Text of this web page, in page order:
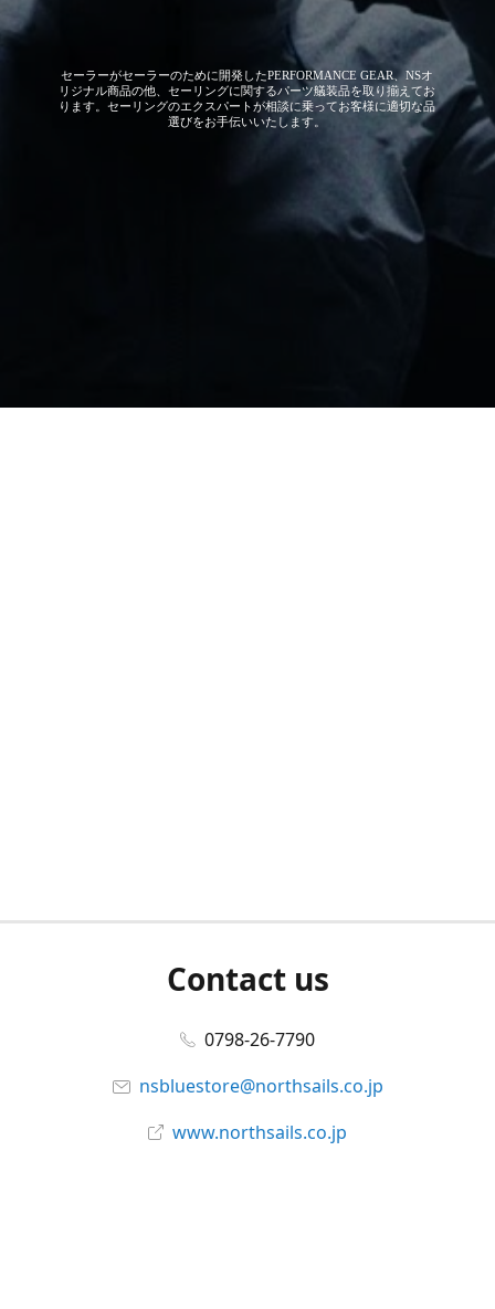
セーラーがセーラーのために開発したPERFORMANCE GEAR、NSオ
リジナル商品の他、セーリングに関するパーツ艤装品を取り揃えてお
ります。セーリングのエクスパートが相談に乗ってお客様に適切な品
選びをお手伝いいたします。
Contact us
0798-26-7790
nsbluestore@northsails.co.jp
www.northsails.co.jp